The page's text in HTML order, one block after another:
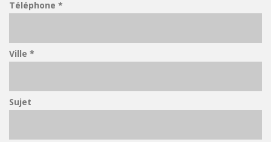
Téléphone *
Ville *
Sujet